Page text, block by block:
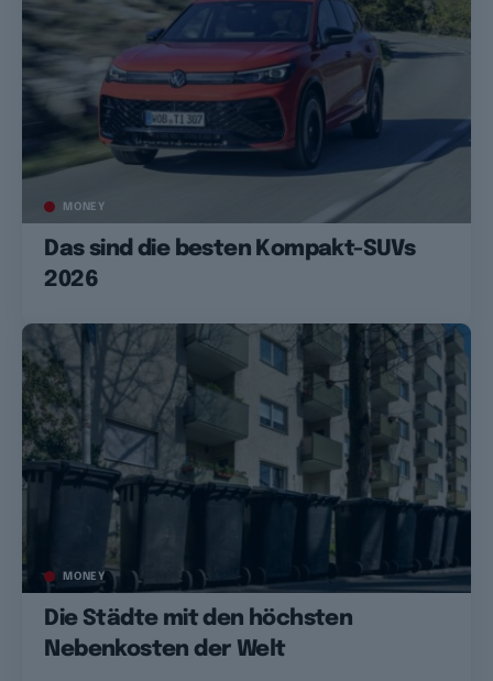
MONEY
Das sind die besten Kompakt-SUVs
2026
MONEY
Die Städte mit den höchsten
Nebenkosten der Welt